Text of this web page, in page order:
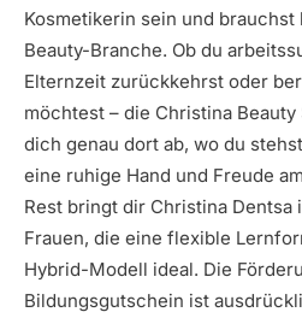
Kosmetikerin sein und
Beauty-Branche. Ob du
Elternzeit zurückkehrst oder
möchtest – die Christina
dich genau dort ab, wo du
eine ruhige Hand und Freude
Rest bringt dir Christina Dentsa
Frauen, die eine flexible
Hybrid-Modell ideal. Die
Bildungsgutschein ist